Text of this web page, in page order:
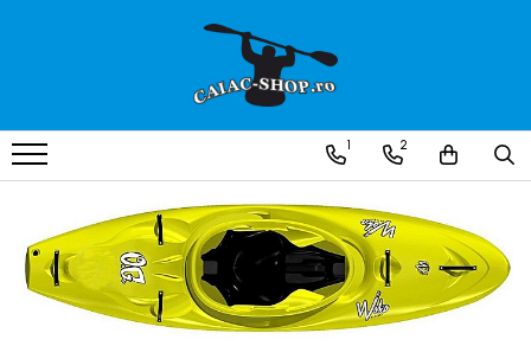
Caiace
Caiace tandem
Caiace de ape repezi (whitewater)
Caiace de tură și de mare
Caiace sit on top
Caiace de competiție-club
1 2